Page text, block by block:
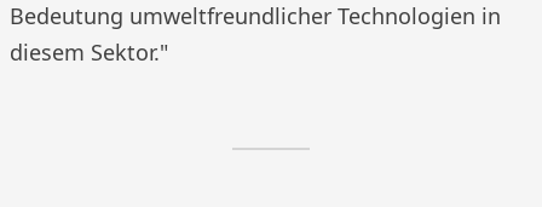
Bedeutung umweltfreundlicher Technologien in
diesem Sektor."